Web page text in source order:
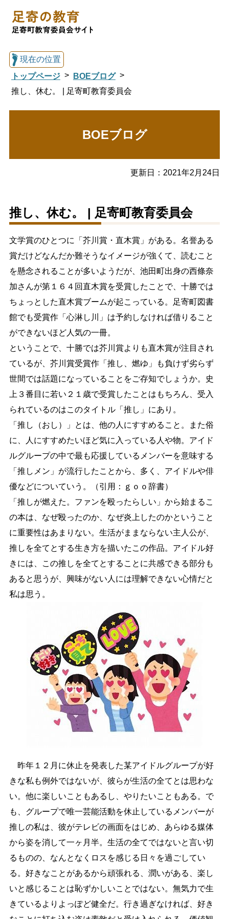
図書館 国際交流
生涯学習 文化・スポーツ
文字サイズ
拡大
色合い
白 黒 黄 青
リセット
language
閉じる
現在の位置
トップページ
BOEブログ
推し、休む。 | 足寄町教育委員会
BOEブログ
更新日： 2021年2月24日
推し、休む。 | 足寄町教育委員会
文学賞のひとつに「芥川賞・直木賞」がある。名誉ある
賞だけどなんだか難そうなイメージが強くて、読むこと
を懸念されることが多いようだが、池田町出身の西條奈
加さんが第１６４回直木賞を受賞したことで、十勝では
ちょっとした直木賞ブームが起こっている。足寄町図書
館でも受賞作「心淋し川」は予約しなければ借りること
ができないほど人気の一冊。
ということで、十勝では芥川賞よりも直木賞が注目され
ているが、芥川賞受賞作「推し、燃ゆ」も負けず劣らず
世間では話題になっていることをご存知でしょうか。史
上３番目に若い２１歳で受賞したことはもちろん、受入
られているのはこのタイトル「推し」にあり。
「推し（おし）」とは、他の人にすすめること。また俗
に、人にすすめたいほど気に入っている人や物。アイド
ルグループの中で最も応援しているメンバーを意味する
「推しメン」が流行したことから、多く、アイドルや俳
優などについていう。（引用：ｇｏｏ辞書）
「推しが燃えた。ファンを殴ったらしい」から始まるこ
の本は、なぜ殴ったのか、なぜ炎上したのかということ
に重要性はあまりない。生活がままならない主人公が、
推しを全てとする生き方を描いたこの作品。アイドル好
きには、この推しを全てとすることに共感できる部分も
あると思うが、興味がない人には理解できない心情だと
私は思う。
昨年１２月に休止を発表した某アイドルグループが好
きな私も例外ではないが、彼らが生活の全てとは思わな
い。他に楽しいこともあるし、やりたいこともある。で
も、グループで唯一芸能活動を休止しているメンバーが
推しの私は、彼がテレビの画面をはじめ、あらゆる媒体
から姿を消して一ヶ月半。生活の全てではないと言い切
るものの、なんとなくロスを感じる日々を過ごしてい
る。好きなことがあるから頑張れる、潤いがある、楽し
いと感じることは恥ずかしいことではない。無気力で生
きているよりよっぽど健全だ。行き過ぎなければ、好き